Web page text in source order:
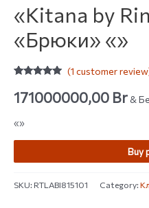
«Kitana by
«Брюки» «»
out of 5
based on
rating
(1 customer
171000000,00 Br&
«»
Buy
SKU:RTLABI815101 Category: